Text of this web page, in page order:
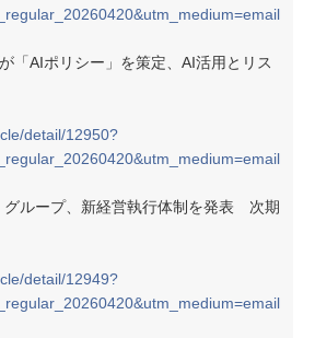
「AIポリシー」を策定、AI活用とリス
detail/12950?
グループ、新経営執行体制を発表 次期
detail/12949?